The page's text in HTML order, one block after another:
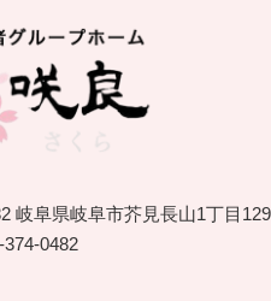
岐阜県岐阜市芥見長山1丁目129
374-0482